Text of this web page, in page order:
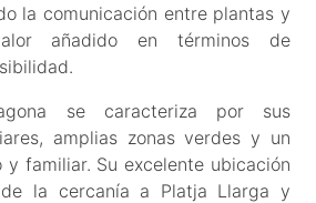
la comunicación entre plantas y
añadido en términos de
se caracteriza por sus
amplias zonas verdes y un
y familiar. Su excelente ubicación
la cercanía a Platja Llarga y